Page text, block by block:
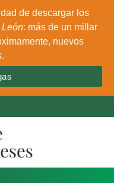
de descargar los
León: más de un millar
nuevos